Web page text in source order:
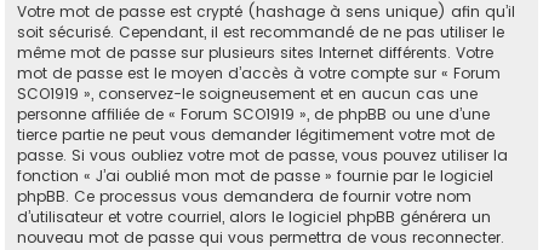
Votre mot de passe est crypté (hashage à sens unique) afin qu’il
soit sécurisé. Cependant, il est recommandé de ne pas utiliser le
même mot de passe sur plusieurs sites Internet différents. Votre
mot de passe est le moyen d’accès à votre compte sur « Forum
SCO1919 », conservez-le soigneusement et en aucun cas une
personne affiliée de « Forum SCO1919 », de phpBB ou une d’une
tierce partie ne peut vous demander légitimement votre mot de
passe. Si vous oubliez votre mot de passe, vous pouvez utiliser la
fonction « J’ai oublié mon mot de passe » fournie par le logiciel
phpBB. Ce processus vous demandera de fournir votre nom
d’utilisateur et votre courriel, alors le logiciel phpBB générera un
nouveau mot de passe qui vous permettra de vous reconnecter.